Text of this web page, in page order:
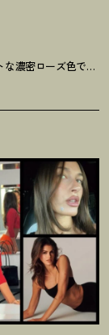
濃密ローズ色でリ